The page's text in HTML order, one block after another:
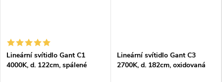
Lineární svítidlo Gant C1
4000K, d. 122cm, spálené
Lineární svítidlo Gant C3
2700K, d. 182cm, oxidovaná